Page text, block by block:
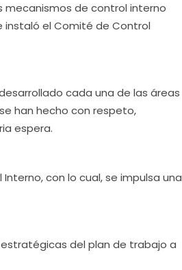
mecanismos de control interno
instaló el Comité de Control
cada una de las áreas
han hecho con respeto,
espera.
con lo cual, se impulsa una
estratégicas del plan de trabajo a